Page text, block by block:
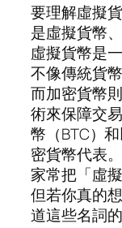
要理解虛擬
是虛擬貨幣
虛擬貨幣是
不像傳統貨
而加密貨幣
術來保障交
幣（BTC）
密貨幣代表
家常把「虛
但若你真的
道這些名詞